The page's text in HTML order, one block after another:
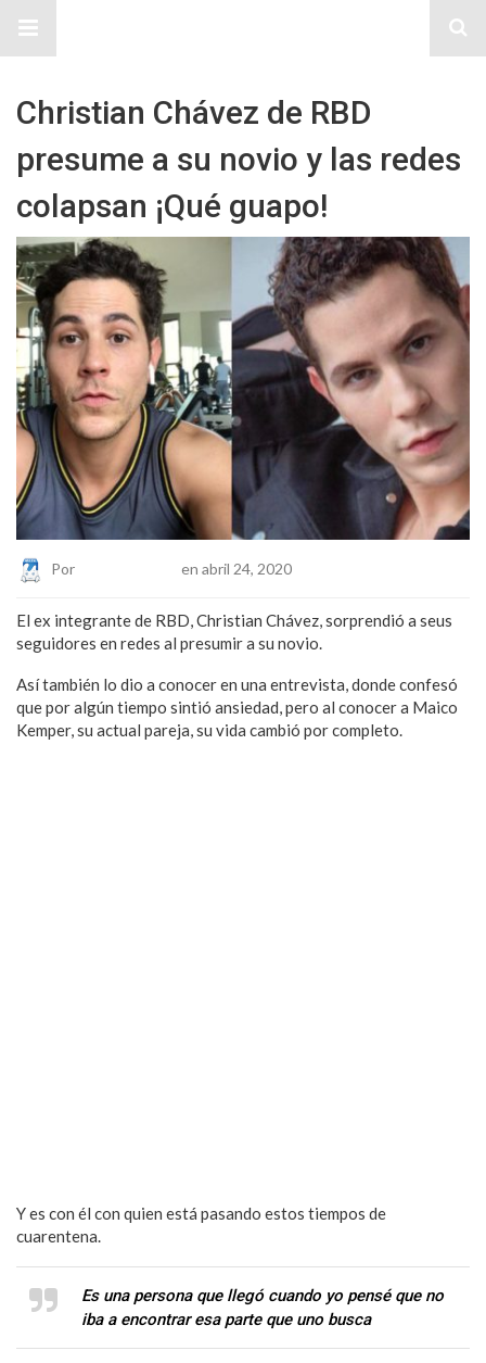
Christian Chávez de RBD
presume a su novio y las redes
colapsan ¡Qué guapo!
Por en abril 24, 2020
El ex integrante de RBD, Christian Chávez, sorprendió a seus
seguidores en redes al presumir a su novio.
Así también lo dio a conocer en una entrevista, donde confesó
que por algún tiempo sintió ansiedad, pero al conocer a Maico
Kemper, su actual pareja, su vida cambió por completo.
Y es con él con quien está pasando estos tiempos de
cuarentena.
Es una persona que llegó cuando yo pensé que no
iba a encontrar esa parte que uno busca